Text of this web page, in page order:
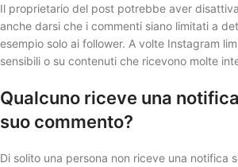
Il proprietario del post potrebbe aver
anche darsi che i commenti siano limitati a
esempio solo ai follower. A volte Instagram
sensibili o su contenuti che ricevono molte
Qualcuno riceve una
suo commento?
Di solito una persona non riceve una notifica